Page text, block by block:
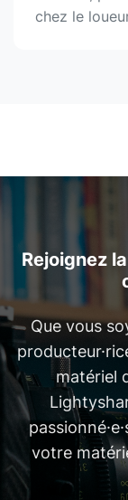
chez le
Rejoignez
Que vous
matériel
votre